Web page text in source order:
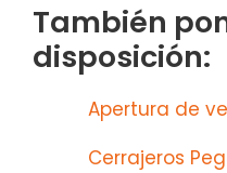
También
disposición:
Apertura de
Cerrajeros